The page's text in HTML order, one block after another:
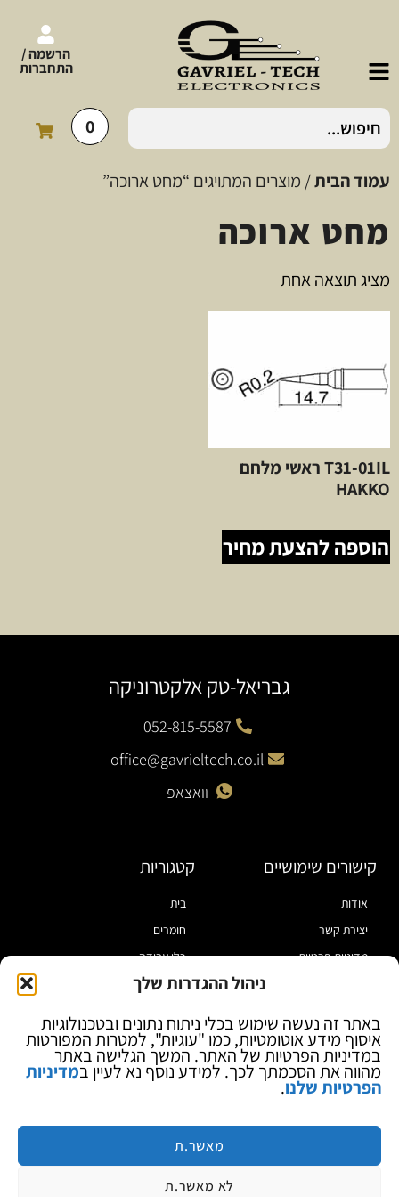
ניהול ההגדרות שלך
באתר זה נעשה שימוש בכלי ניתוח נתונים ובטכנולוגיות
איסוף מידע אוטומטיות, כמו "עוגיות", למטרות המפורטות
במדיניות הפרטיות של האתר. המשך הגלישה באתר
מהווה את הסכמתך לכך. למידע נוסף נא לעיין במדיניות
הפרטיות שלנו.
מאשר.ת
לא מאשר.ת
הרשמה /
התחברות
0
עמוד הבית/ מוצרים המתויגים “מחט ארוכה”
מחט ארוכה
מציג תוצאה אחת
T31-01IL ראשי מלחם
HAKKO
הוספה להצעת מחיר
גבריאל-טק אלקטרוניקה
052-815-5587
office@gavrieltech.co.il
וואצאפ
קישורים שימושיים
אודות
יצירת קשר
מדיניות פרטיות
בלוג
קטגוריות
בית
חומרים
כלי עבודה
מוצרי הלחמה
ספקי כח ומודדים
ציוד אופטי להגדלה
מותגים